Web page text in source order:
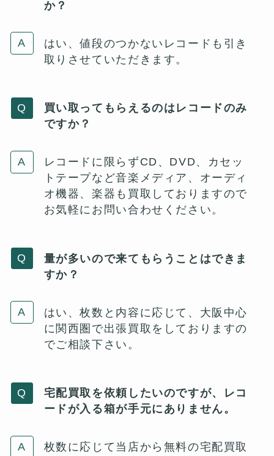
か？
はい、値段のつかないレコードも引き
取りさせていただきます。
買い取ってもらえるのはレコードのみ
ですか？
レコードに限らずCD、DVD、カセッ
トテープなど音楽メディア、オーディ
オ機器、楽器も買取しておりますので
お気軽にお問い合わせください。
量が多いので来てもらうことはできま
すか？
はい、枚数と内容に応じて、大阪中心
に関西圏で出張買取をしておりますの
でご相談下さい。
宅配買取を依頼したいのですが、レコ
ードが入る箱が手元にありません。
枚数に応じて当店から無料の宅配買取